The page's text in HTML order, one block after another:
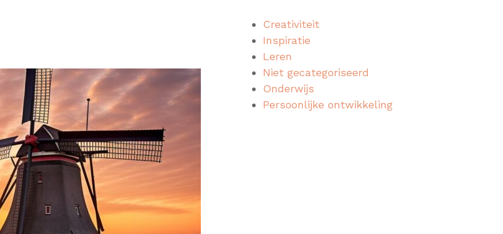
Creativiteit
Inspiratie
Leren
Niet gecategoriseerd
Onderwijs
Persoonlijke ontwikkeling